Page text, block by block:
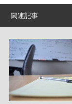
関連記事